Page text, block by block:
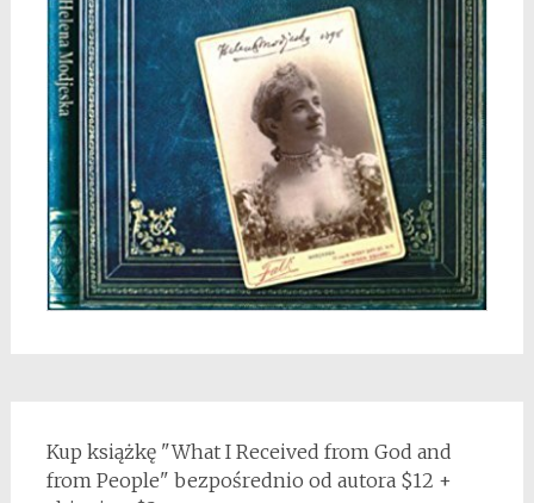
Kup książkę "What I Received from God and
from People" bezpośrednio od autora $12 +